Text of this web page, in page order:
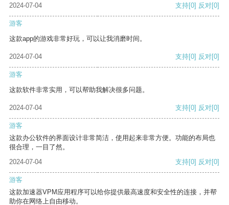
2024-07-04 支持[0] 反对[0]
游客
这款app的游戏非常好玩，可以让我消磨时间。
2024-07-04 支持[0] 反对[0]
游客
这款软件非常实用，可以帮助我解决很多问题。
2024-07-04 支持[0] 反对[0]
游客
这款办公软件的界面设计非常简洁，使用起来非常方便。功能的布局也
很合理，一目了然。
2024-07-04
支持[0] 反对[0]
游客
这款加速器VPM应用程序可以给你提供最高速度和安全性的连接，并帮
助你在网络上自由移动。